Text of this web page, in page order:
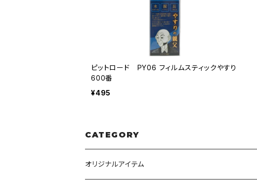
ピットロード PY06 フィルムスティックやすり
600番
¥495
CATEGORY
オリジナルアイテム